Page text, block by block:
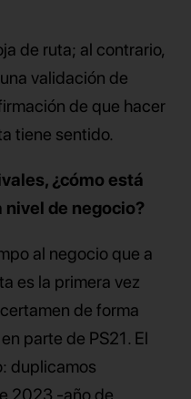
de ruta; al contrario,
validación de
de que hacer
tiene sentido.
¿cómo está
de negocio?
al negocio que a
es la primera vez
de forma
parte de PS21. El
duplicamos